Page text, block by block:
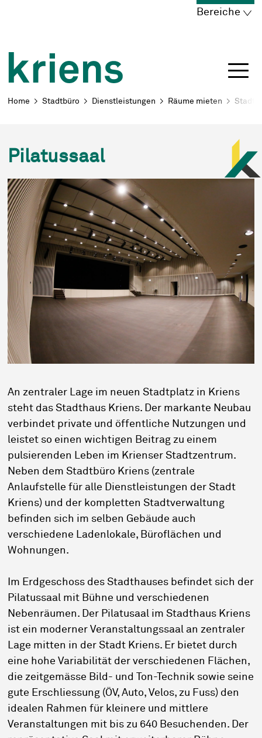
Navigieren in Kriens
Bereiche
Breadcrumb
Home Stadtbüro Dienstleistungen Räume mieten
Pilatussaal
An zentraler Lage im neuen Stadtplatz in Kriens
steht das Stadthaus Kriens. Der markante Neubau
verbindet private und öffentliche Nutzungen und
leistet so einen wichtigen Beitrag zu einem
pulsierenden Leben im Krienser Stadtzentrum.
Neben dem Stadtbüro Kriens (zentrale
Anlaufstelle für alle Dienstleistungen der Stadt
Kriens) und der kompletten Stadtverwaltung
befinden sich im selben Gebäude auch
verschiedene Ladenlokale, Büroflächen und
Wohnungen.
Im Erdgeschoss des Stadthauses befindet sich der
Pilatussaal mit Bühne und verschiedenen
Nebenräumen. Der Pilatusaal im Stadthaus Kriens
ist ein moderner Veranstaltungssaal an zentraler
Lage mitten in der Stadt Kriens. Er bietet durch
eine hohe Variabilität der verschiedenen Flächen,
die zeitgemässe Bild- und Ton-Technik sowie seine
gute Erschliessung (ÖV, Auto, Velos, zu Fuss) den
idealen Rahmen für kleinere und mittlere
Veranstaltungen mit bis zu 640 Besuchenden. Der